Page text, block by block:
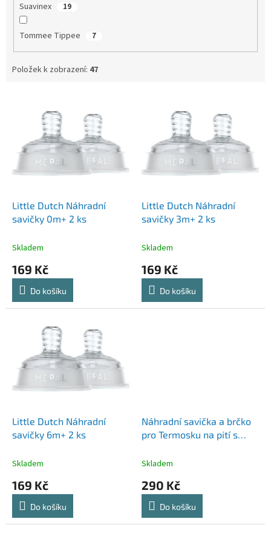
Suavinex 19
Tommee Tippee 7
Položek k zobrazení: 47
Little Dutch Náhradní
savičky 0m+ 2 ks
Skladem
169 Kč
Do košíku
Little Dutch Náhradní
savičky 3m+ 2 ks
Skladem
169 Kč
Do košíku
Little Dutch Náhradní
savičky 6m+ 2 ks
Skladem
169 Kč
Do košíku
Náhradní savička a brčko
pro Termosku na pití s
Skladem
290 Kč
Do košíku